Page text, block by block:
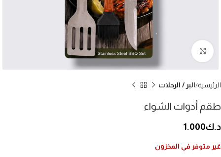
الرئيسية البر / الرحلات
طقم أدوات الشواء
د.ك1.000
غير متوفر في المخزون